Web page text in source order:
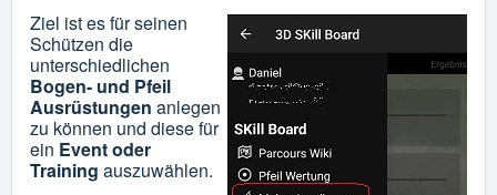
Ziel ist es für seinen
Schützen die
unterschiedlichen
Bogen- und Pfeil
Ausrüstungen anlegen
zu können und diese für
ein Event oder
Training auszuwählen.